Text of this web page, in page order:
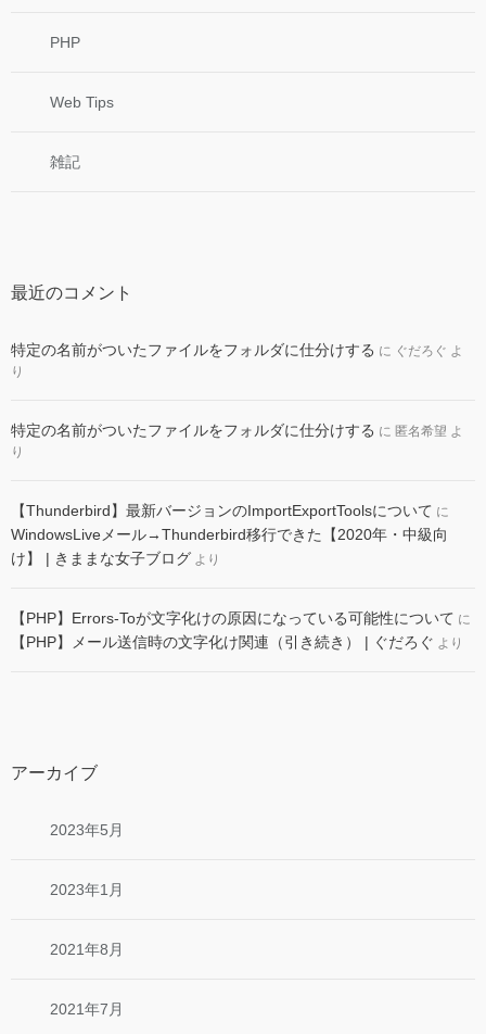
PHP
Web Tips
雑記
最近のコメント
特定の名前がついたファイルをフォルダに仕分けする に ぐだろぐ よ
り
特定の名前がついたファイルをフォルダに仕分けする に 匿名希望 よ
り
【Thunderbird】最新バージョンのImportExportToolsについて に
WindowsLiveメール→Thunderbird移行できた【2020年・中級向
け】 | きままな女子ブログ より
【PHP】Errors-Toが文字化けの原因になっている可能性について に
【PHP】メール送信時の文字化け関連（引き続き） | ぐだろぐ より
アーカイブ
2023年5月
2023年1月
2021年8月
2021年7月